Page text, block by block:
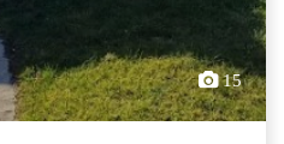
15